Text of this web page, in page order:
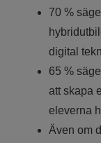
70 %
digital
65 %
att skapa
eleverna
Även om